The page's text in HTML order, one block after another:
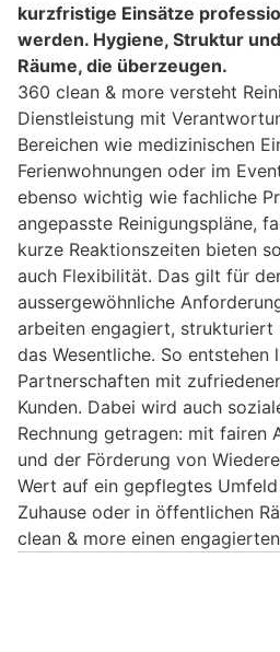
kurzfristige Einsätze
werden. Hygiene, Struktur
Räume, die überzeugen.
360 clean & more versteht
Dienstleistung mit
Bereichen wie medizinischen
Ferienwohnungen oder im
ebenso wichtig wie fachliche
angepasste Reinigungspläne,
kurze Reaktionszeiten bieten
auch Flexibilität. Das gilt für
aussergewöhnliche
arbeiten engagiert,
das Wesentliche. So entstehen
Partnerschaften mit
Kunden. Dabei wird auch
Rechnung getragen: mit fairen
und der Förderung von
Wert auf ein gepflegtes
Zuhause oder in öffentlichen
clean & more einen